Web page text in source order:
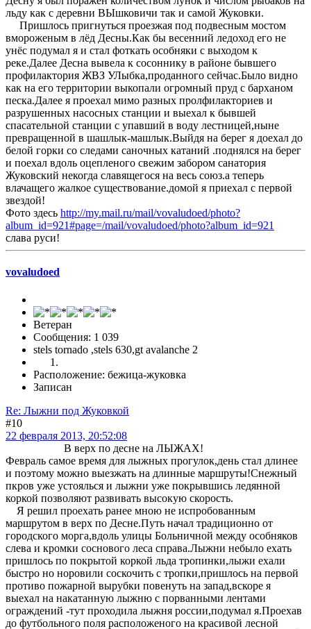
льду как с деревни ВЫшковичи так и самой Жуковки.
Пришлось пригнуться проезжая под подвесным мостом
вмороженым в лёд Десны.Как бы весенний ледоход его не
унёс подумал я и стал фоткать особняки с выходом к
реке.Далее Десна вывела к сосоннику в районе бывшего
профилактория ЖВЗ УЛыбка,проданного сейчас.Было видно
как на его территории выкопали огромный пруд с барханом
песка.Далее я проехал мимо разных пролфилакториев и
разрушенных насосных станции и выехал к бывшей
спасательной станции с упавший в воду лестницей,ныне
превращенной в шашлык-машлык.Выйдя на берег я доехал до
белой горки со следами саночных катаний .поднялся на берег
и поехал вдоль оцепленого свежим забором санатория
Жуковский некогда славящегося на весь союз.а теперь
влачащего жалкое существование.домой я приехал с первой
звездой!
Фото здесь http://my.mail.ru/mail/vovaludoed/photo?
album_id=921#page=/mail/vovaludoed/photo?album_id=921
слава руси!
vovaludoed
Ветеран
Сообщения: 1 039
stels tornado ,stels 630,gt avalanche 2
Расположение: бежица-жуковка
Записан
Re: Лыжни под Жуковкой
#10
22 февраля 2013, 20:52:08
В верх по десне на ЛЫЖАХ!
Февраль самое время для лыжных прогулок,день стал длинее
и поэтому можно выезжать на длинные маршруты!Снежный
пкров уже устоялься и лыжни уже покрывшись ледянной
коркой позволяют развивать высокую скорость.
Я решил проехать ранее мною не испробованным
маршрутом в верх по Десне.Путь начал традиционно от
городского морга,вдоль улицы Больничной между особняков
слева и кромки соснового леса справа.Лыжни небыло ехать
пришлось по покрытой коркой льда тропинки,лыжи ехали
быстро но норовили соскочить с тропки,пришлось на первой
противо пожарной вырубки повенуть на запад,вскоре я
выехал на накатанную лыжню с порванными лентами
ограждений -тут проходила лыжня россии,подумал я.Проехав
до футбольного поля расположеного на красивой лесной